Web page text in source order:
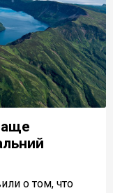
о том, что